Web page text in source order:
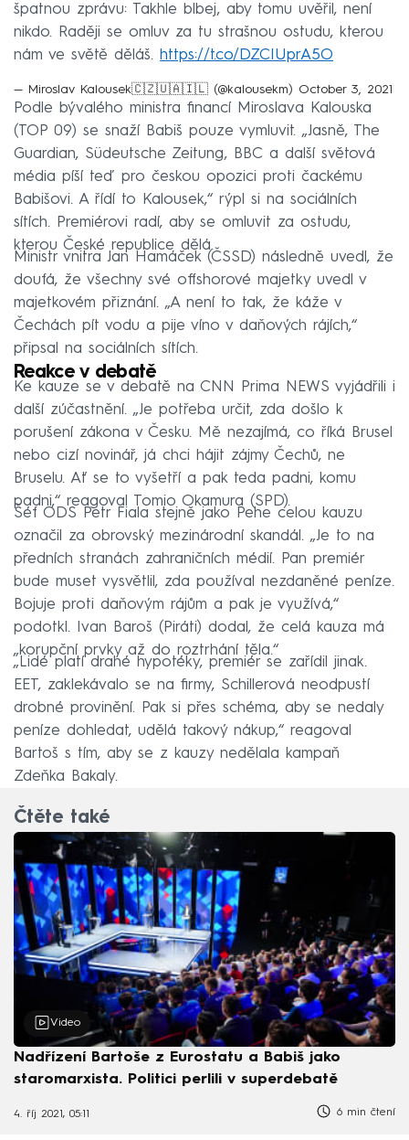
špatnou zprávu: Takhle blbej, aby tomu uvěřil, není
nikdo. Raději se omluv za tu strašnou ostudu, kterou
nám ve světě děláš. https://t.co/DZCIUprA5O
— Miroslav Kalousek🇨🇿🇺🇦🇮🇱 (@kalousekm) October 3, 2021
Podle bývalého ministra financí Miroslava Kalouska
(TOP 09) se snaží Babiš pouze vymluvit. „Jasně, The
Guardian, Südeutsche Zeitung, BBC a další světová
média píší teď pro českou opozici proti čackému
Babišovi. A řídí to Kalousek,“ rýpl si na sociálních
sítích. Premiérovi radí, aby se omluvit za ostudu,
kterou České republice dělá.
Ministr vnitra Jan Hamáček (ČSSD) následně uvedl, že
doufá, že všechny své offshorové majetky uvedl v
majetkovém přiznání. „A není to tak, že káže v
Čechách pít vodu a pije víno v daňových rájích,“
připsal na sociálních sítích.
Reakce v debatě
Ke kauze se v debatě na CNN Prima NEWS vyjádřili i
další zúčastnění. „Je potřeba určit, zda došlo k
porušení zákona v Česku. Mě nezajímá, co říká Brusel
nebo cizí novinář, já chci hájit zájmy Čechů, ne
Bruselu. Ať se to vyšetří a pak teda padni, komu
padni,“ reagoval Tomio Okamura (SPD).
Šéf ODS Petr Fiala stejně jako Pehe celou kauzu
označil za obrovský mezinárodní skandál. „Je to na
předních stranách zahraničních médií. Pan premiér
bude muset vysvětlil, zda používal nezdaněné peníze.
Bojuje proti daňovým rájům a pak je využívá,“
podotkl. Ivan Baroš (Piráti) dodal, že celá kauza má
„korupční prvky až do roztrhání těla.“
„Lidé platí drahé hypotéky, premiér se zařídil jinak.
EET, zaklekávalo se na firmy, Schillerová neodpustí
drobné provinění. Pak si přes schéma, aby se nedaly
peníze dohledat, udělá takový nákup,“ reagoval
Bartoš s tím, aby se z kauzy nedělala kampaň
Zdeňka Bakaly.
Čtěte také
Video
Nadřízení Bartoše z Eurostatu a Babiš jako
staromarxista. Politici perlili v superdebatě
4. říj 2021, 05:11 6 min čtení